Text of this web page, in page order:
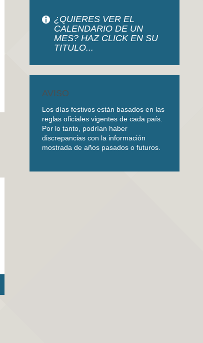
¿QUIERES VER EL
CALENDARIO DE UN
MES? HAZ CLICK EN SU
TITULO...
AVISO
Los días festivos están basados en las
reglas oficiales vigentes de cada país.
Por lo tanto, podrían haber
discrepancias con la información
mostrada de años pasados o futuros.